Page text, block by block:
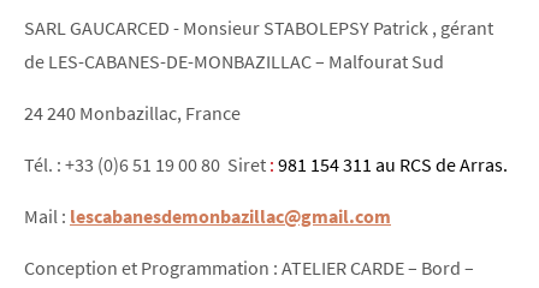
SARL GAUCARCED - Monsieur STABOLEPSY Patrick , gérant
de LES-CABANES-DE-MONBAZILLAC – Malfourat Sud
24 240 Monbazillac, France
Tél. : +33 (0)6 51 19 00 80 Siret : 981 154 311 au RCS de Arras.
Mail : lescabanesdemonbazillac@gmail.com
Conception et Programmation : ATELIER CARDE – Bord –